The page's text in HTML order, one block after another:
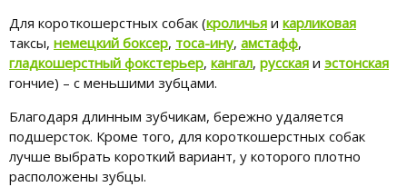
Для короткошерстных собак (кроличья и карликовая
таксы, немецкий боксер, тоса-ину, амстафф,
гладкошерстный фокстерьер, кангал, русская и эстонская
гончие) – с меньшими зубцами.
Благодаря длинным зубчикам, бережно удаляется
подшерсток. Кроме того, для короткошерстных собак
лучше выбрать короткий вариант, у которого плотно
расположены зубцы.